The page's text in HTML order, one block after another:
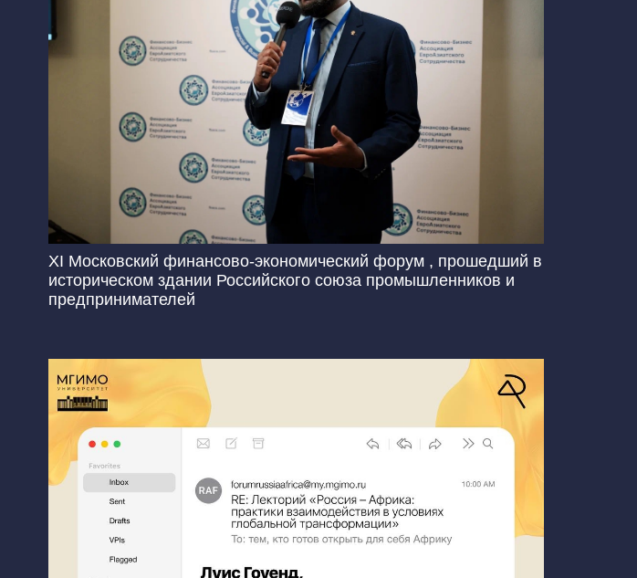
XI Московский финансово-экономический форум , прошедший в
историческом здании Российского союза промышленников и
предпринимателей